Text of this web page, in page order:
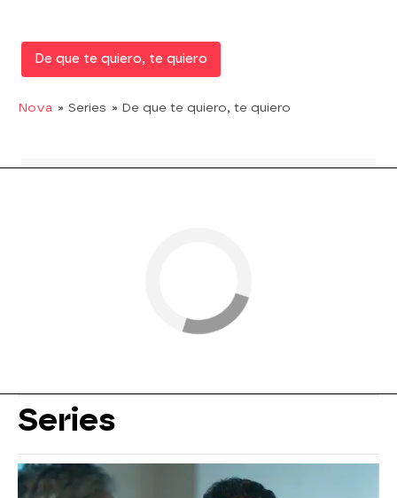
De que te quiero, te quiero
Nova » Series » De que te quiero, te quiero
Series